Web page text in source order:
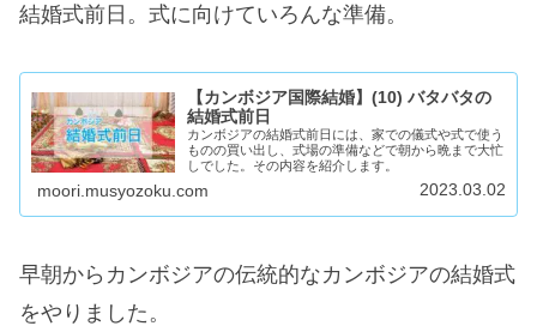
結婚式前日。式に向けていろんな準備。
【カンボジア国際結婚】(10) バタバタの
結婚式前日
カンボジアの結婚式前日には、家での儀式や式で使う
ものの買い出し、式場の準備などで朝から晩まで大忙
しでした。その内容を紹介します。
moori.musyozoku.com 2023.03.02
早朝からカンボジアの伝統的なカンボジアの結婚式
をやりました。